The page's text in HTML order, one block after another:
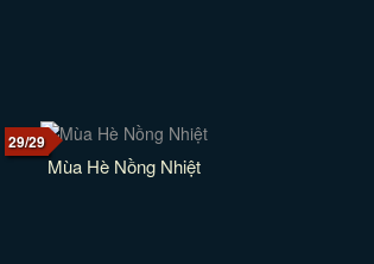
29/29
Mùa Hè Nồng Nhiệt